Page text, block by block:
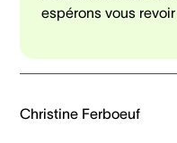
espérons vous
Christine Ferboeuf